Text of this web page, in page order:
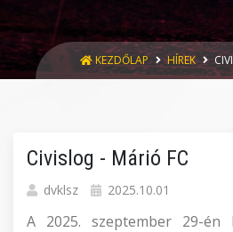
KEZDŐLAP HÍREK
Civislog - Márió FC
dvklsz 2025.10.01
A 2025. szeptember 29-én